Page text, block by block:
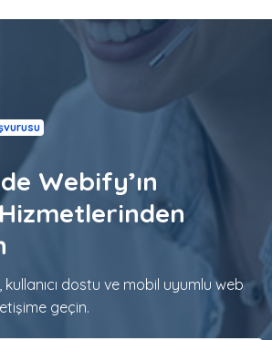
Webify’ın
Hizmetlerinden
kullanıcı dostu ve mobil uyumlu web
geçin.